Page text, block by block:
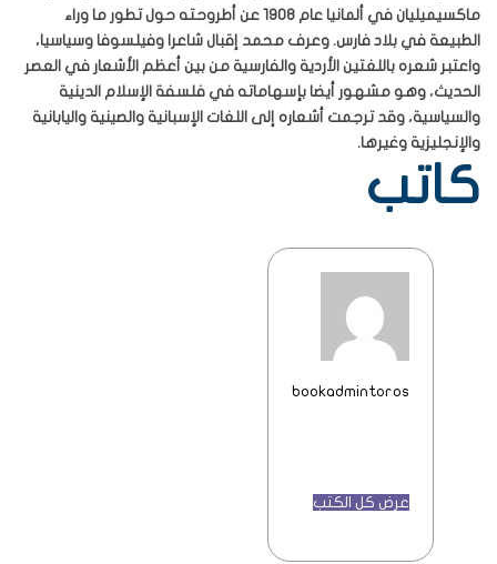
ماكسيميليان في ألمانيا عام 1908 عن أطروحته حول تطور ما وراء
الطبيعة في بلاد فارس. وعرف محمد إقبال شاعرا وفيلسوفا وسياسيا،
واعتبر شعره باللغتين الأردية والفارسية من بين أعظم الأشعار في العصر
الحديث، وهو مشهور أيضا بإسهاماته في فلسفة الإسلام الدينية
والسياسية، وقد ترجمت أشعاره إلى اللغات الإسبانية والصينية واليابانية
والإنجليزية وغيرها.
كاتب
bookadmintoros
عرض كل الكتب